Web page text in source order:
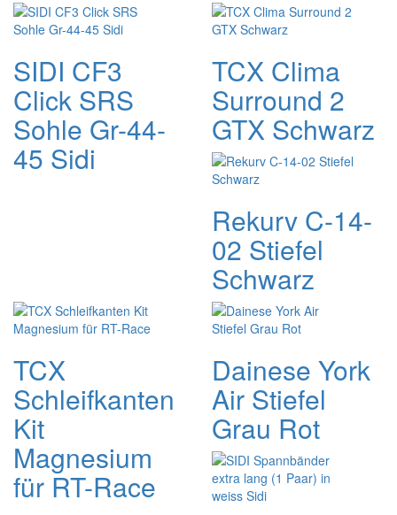
SIDI CF3
Click SRS
Sohle Gr-44-
45 Sidi
TCX Clima
Surround 2
GTX Schwarz
Rekurv C-14-
02 Stiefel
Schwarz
TCX
Schleifkanten
Kit
Magnesium
für RT-Race
Dainese York
Air Stiefel
Grau Rot